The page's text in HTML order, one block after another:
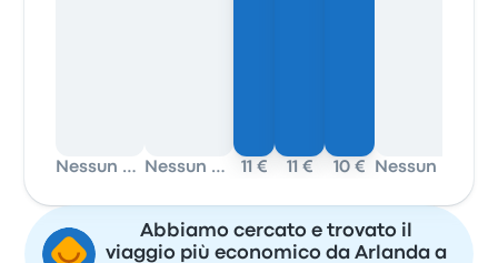
Nessun dato Nessun dato 11 € 11 € 10 €
Abbiamo cercato e trovato il
viaggio più economico da Arlanda a